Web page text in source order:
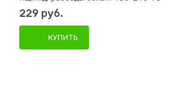
229 руб.
КУПИТЬ